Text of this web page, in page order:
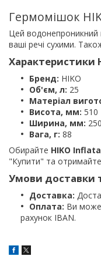
Гермомішок
Цей водонепроникний
ваші речі сухими.
Характеристики
Бренд: HIKO
Об'єм, л: 25
Матеріал
Висота, мм: 510
Ширина, мм: 250
Вага, г: 88
Обирайте HIKO
"Купити" та
Умови доставки
Доставка:
Оплата: Ви
рахунок IBAN.